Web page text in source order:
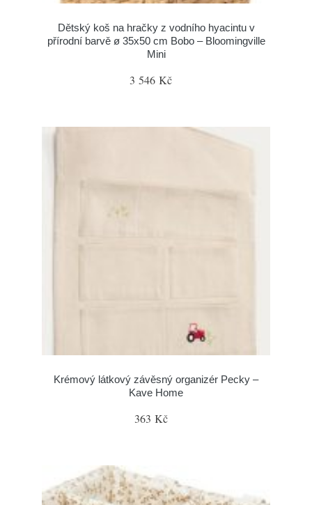
Dětský koš na hračky z vodního hyacintu v
přírodní barvě ø 35x50 cm Bobo – Bloomingville
Mini
3 546 Kč
Krémový látkový závěsný organizér Pecky –
Kave Home
363 Kč